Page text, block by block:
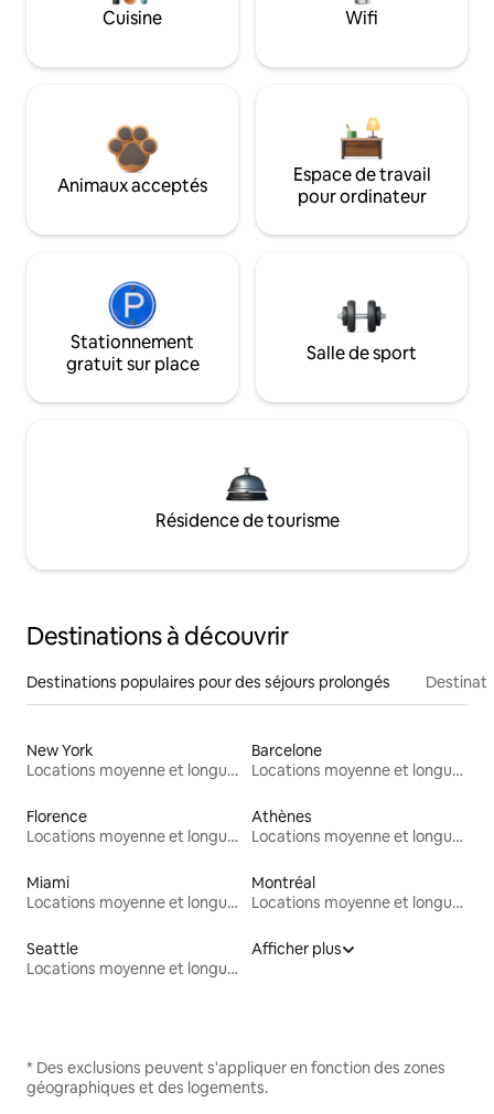
Cuisine Wifi
Animaux acceptés
Espace de travail
pour ordinateur
Stationnement
gratuit sur place
Salle de sport
Résidence de tourisme
Destinations à découvrir
Destinations populaires pour des séjours prolongés
New York
Locations moyenne et longue durée
Barcelone
Locations moyenne et longue durée
Florence
Locations moyenne et longue durée
Athènes
Locations moyenne et longue durée
Miami
Locations moyenne et longue durée
Montréal
Locations moyenne et longue durée
Seattle
Locations moyenne et longue durée
Afficher plus
* Des exclusions peuvent s'appliquer en fonction des zones
géographiques et des logements.